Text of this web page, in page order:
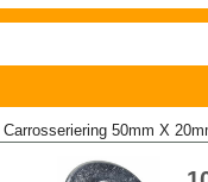
Carrosseriering 50mm X